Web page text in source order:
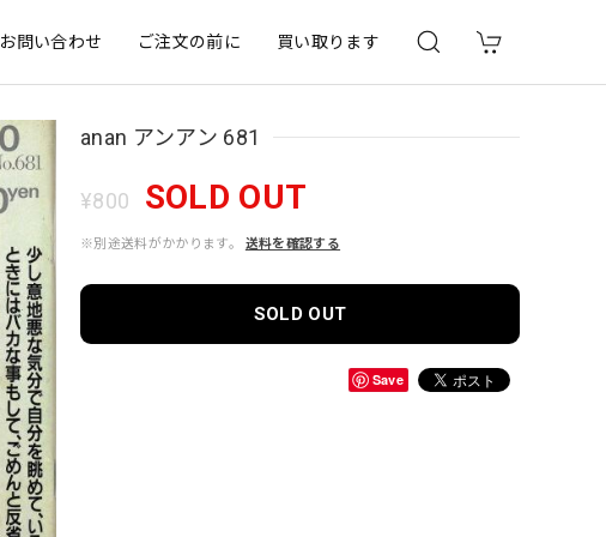
お問い合わせ ご注文の前に 買い取ります
anan アンアン 681
¥800 SOLD OUT
※別途送料がかかります。 送料を確認する
SOLD OUT
Save